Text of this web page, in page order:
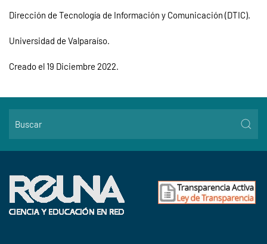
Dirección de Tecnología de Información y Comunicación (DTIC).
Universidad de Valparaíso.
Creado el 19 Diciembre 2022.